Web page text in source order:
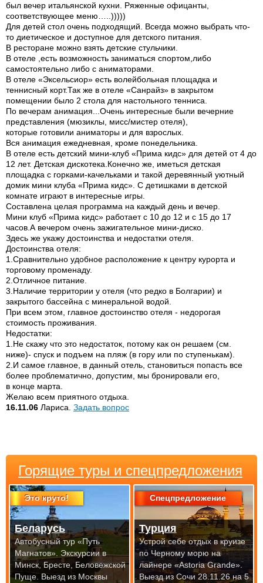
был вечер итальянской кухни. Ряженные офицанты,
соответствующее меню…..)))))
Для детей стол очень подходящий. Всегда можно выбрать что-
то диетическое и доступное для детского питания.
В ресторане можно взять детские стульчики.
В отеле ,есть возможность заниматься спортом,либо
самостоятельно либо с аниматорами.
В отеле «Эксельсиор» есть волейбольная площадка и
теннисный корт.Так же в отеле «Санрайз» в закрытом
помещении было 2 стола для настольного тенниса.
По вечерам анимация...Очень интересные были вечерние
представления (мюзиклы, мисс/мистер отеля),
которые готовили аниматоры и для взрослых.
Вся анимация ежедневная, кроме понедельника.
В отеле есть детский мини-клуб «Прима кидс» для детей от 4 до
12 лет. Детская дискотека.Конечно же, иметься детская
площадка с горками-качельками и такой деревянный уютный
домик мини клуба «Прима кидс». С детишками в детской
комнате играют в интересные игры.
Составлена целая программа на каждый день и вечер.
Мини клуб «Прима кидс» работает с 10 до 12 и с 15 до 17
часов.А вечером очень зажигательное мини-диско.
Здесь же укажу достоинства и недостатки отеля.
Достоинства отеля:
1.Сравнительно удобное расположение к центру курорта и
торговому променаду.
2.Отличное питание.
3.Наличие территории у отеля (что редко в Болгарии) и
закрытого бассейна с минеральной водой.
При всем этом, главное достоинство отеля - недорогая
стоимость проживания.
Недостатки:
1.Не скажу что это недостаток, потому как он решаем (см.
ниже)- спуск и подъем на пляж (в гору или по ступенькам).
2.И самое главное, в данный отель, становиться попасть все
более проблематично, допустим, мы бронировали его,
в конце марта.
Желаю всем приятного отдыха.
16.11.06 Лариса. Задать вопрос
Горящие туры и спецпредложения
Это круто!
Беларусь
Автобусный тур «Путь
Магнатов». Экскурсии в
Минск, Бресте, Беловежской
Пуще. Выезд из Москвы
Спецпредложение
Турция
Устрой себе отдых в круизе
по Черному морю на
лайнере «Astoria Grande».
Выезд из Сочи 28.11.26 на 5